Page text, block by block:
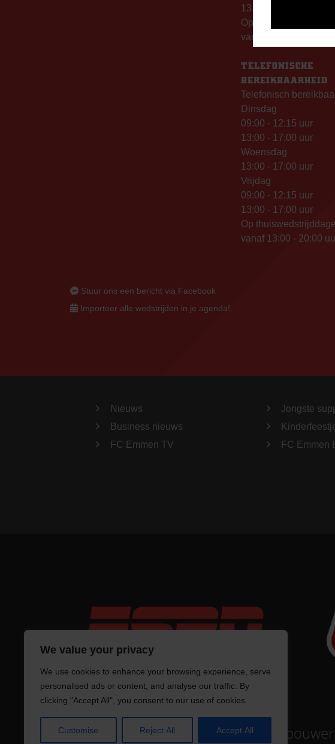
We value your privacy
We use cookies to enhance your browsing experience, serve
personalised ads or content, and analyse our traffic. By
clicking "Accept All", you consent to our use of cookies.
Customise Reject All Accept All
13.00 – 17.00 uur
Op
vanaf 13.00 uur (i.p.v.
TELEFONISCHE
BEREIKBAARHEID
Telefonisch
Dinsdag
09:00 - 12:15 uur
13:00 - 17:00 uur
Woensdag
13:00 - 17:00 uur
Vrijdag
09:00 - 12:15 uur
13:00 - 17:00 uur
Op
vanaf 13:00 - 20:00
Stuur ons een bericht via Facebook
Importeer alle wedstrijden in je agenda!
Nieuws
Business nieuws
FC Emmen TV
Jongste
FC Emmen
Trotse bouwer